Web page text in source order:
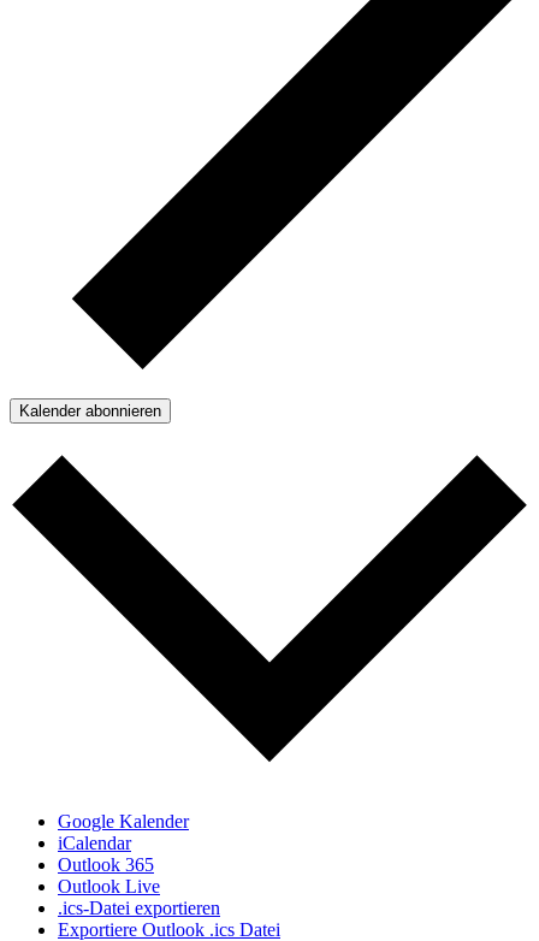
Kalender abonnieren
Google Kalender
iCalendar
Outlook 365
Outlook Live
.ics-Datei exportieren
Exportiere Outlook .ics Datei